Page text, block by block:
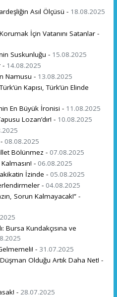
Asıl Ölçüsü - 18.08.2025
İçin Vatanını Satanlar -
Suskunluğu - 15.08.2025
- 14.08.2025
Namusu - 13.08.2025
Kapısı, Türk’ün Elinde
En Büyük İronisi - 11.08.2025
Lozan’dır! - 10.08.2025
08.08.2025
Bölünmez - 07.08.2025
- 06.08.2025
İzinde - 05.08.2025
- 04.08.2025
Sorun Kalmayacak!” -
Bursa Kundakçısına ve
- 31.07.2025
Olduğu Artık Daha Net! -
- 28.07.2025